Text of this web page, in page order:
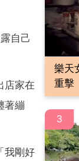
自己
店家在
著繃
我剛好
樂天
重擊
3